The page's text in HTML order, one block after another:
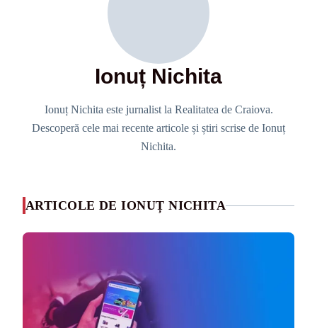
Ionuț Nichita
Ionuț Nichita este jurnalist la Realitatea de Craiova.
Descoperă cele mai recente articole și știri scrise de Ionuț
Nichita.
ARTICOLE DE IONUȚ NICHITA